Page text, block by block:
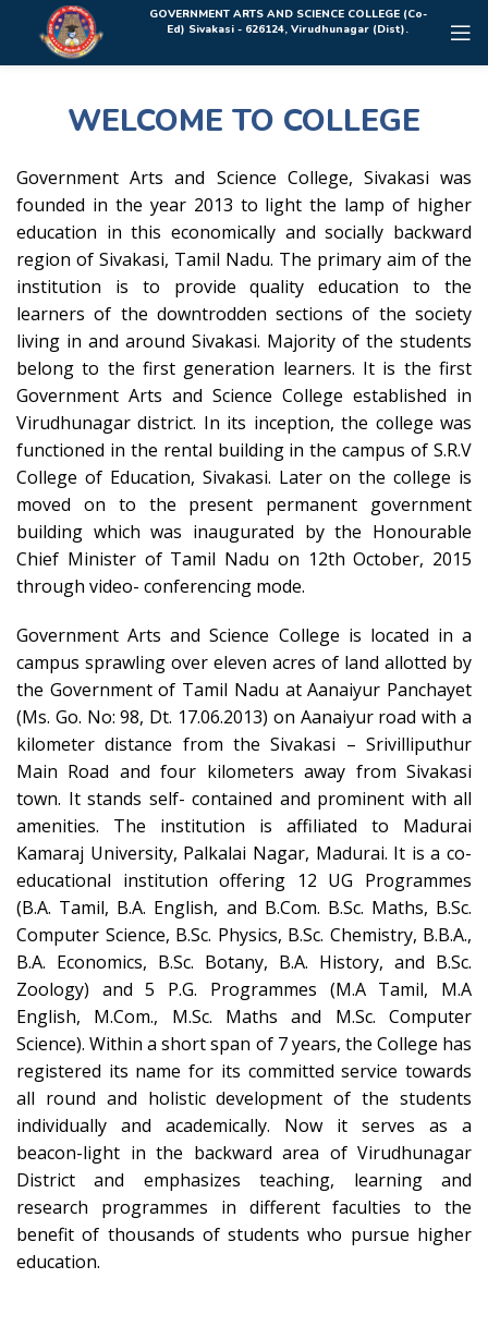
Rolex Replica Uhren DeutschlandGOVERNMENT ARTS AND SCIENCE COLLEGE (Co-
Ed) Sivakasi - 626124, Virudhunagar (Dist).
WELCOME TO COLLEGE
Government Arts and Science College, Sivakasi was
founded in the year 2013 to light the lamp of higher
education in this economically and socially backward
region of Sivakasi, Tamil Nadu. The primary aim of the
institution is to provide quality education to the
learners of the downtrodden sections of the society
living in and around Sivakasi. Majority of the students
belong to the first generation learners. It is the first
Government Arts and Science College established in
Virudhunagar district. In its inception, the college was
functioned in the rental building in the campus of S.R.V
College of Education, Sivakasi. Later on the college is
moved on to the present permanent government
building which was inaugurated by the Honourable
Chief Minister of Tamil Nadu on 12th October, 2015
through video- conferencing mode.
Government Arts and Science College is located in a
campus sprawling over eleven acres of land allotted by
the Government of Tamil Nadu at Aanaiyur Panchayet
(Ms. Go. No: 98, Dt. 17.06.2013) on Aanaiyur road with a
kilometer distance from the Sivakasi – Srivilliputhur
Main Road and four kilometers away from Sivakasi
town. It stands self- contained and prominent with all
amenities. The institution is affiliated to Madurai
Kamaraj University, Palkalai Nagar, Madurai. It is a co-
educational institution offering 12 UG Programmes
(B.A. Tamil, B.A. English, and B.Com. B.Sc. Maths, B.Sc.
Computer Science, B.Sc. Physics, B.Sc. Chemistry, B.B.A.,
B.A. Economics, B.Sc. Botany, B.A. History, and B.Sc.
Zoology) and 5 P.G. Programmes (M.A Tamil, M.A
English, M.Com., M.Sc. Maths and M.Sc. Computer
Science). Within a short span of 7 years, the College has
registered its name for its committed service towards
all round and holistic development of the students
individually and academically. Now it serves as a
beacon-light in the backward area of Virudhunagar
District and emphasizes teaching, learning and
research programmes in different faculties to the
benefit of thousands of students who pursue higher
education.